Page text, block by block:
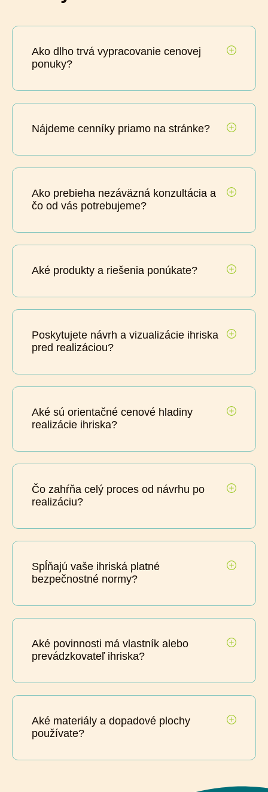
Ako dlho trvá vypracovanie cenovej
ponuky?
Nájdeme cenníky priamo na stránke?
Ako prebieha nezáväzná konzultácia a
čo od vás potrebujeme?
Aké produkty a riešenia ponúkate?
Poskytujete návrh a vizualizácie ihriska
pred realizáciou?
Aké sú orientačné cenové hladiny
realizácie ihriska?
Čo zahŕňa celý proces od návrhu po
realizáciu?
Spĺňajú vaše ihriská platné
bezpečnostné normy?
Aké povinnosti má vlastník alebo
prevádzkovateľ ihriska?
Aké materiály a dopadové plochy
používate?